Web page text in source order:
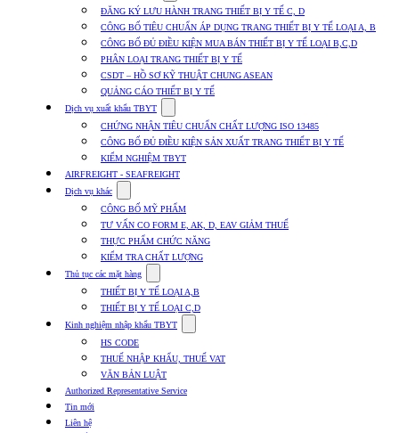
submenu
for
Dịch
vụ
nhập
khẩu
TBYT
ĐĂNG KÝ LƯU HÀNH TRANG THIẾT BỊ Y TẾ C, D
CÔNG BỐ TIÊU CHUẨN ÁP DỤNG TRANG THIẾT BỊ Y TẾ LOẠI A, B
CÔNG BỐ ĐỦ ĐIỀU KIỆN MUA BÁN THIẾT BỊ Y TẾ LOẠI B,C,D
PHÂN LOẠI TRANG THIẾT BỊ Y TẾ
CSDT – HỒ SƠ KỸ THUẬT CHUNG ASEAN
QUẢNG CÁO THIẾT BỊ Y TẾ
Dịch vụ xuất khẩu TBYT
submenu
for
Dịch
vụ
xuất
TBYT
CHỨNG NHẬN TIÊU CHUẨN CHẤT LƯỢNG ISO 13485
CÔNG BỐ ĐỦ ĐIỀU KIỆN SẢN XUẤT TRANG THIẾT BỊ Y TẾ
KIỂM NGHIỆM TBYT
AIRFREIGHT - SEAFREIGHT
Dịch vụ khác
submenu
for
Dịch
vụ
khác
CÔNG BỐ MỸ PHẨM
TƯ VẤN CO FORM E, AK, D, EAV GIẢM THUẾ
THỰC PHẨM CHỨC NĂNG
KIỂM TRA CHẤT LƯỢNG
Thủ tục các mặt hàng
submenu
for
Thủ
tục
mặt
hàng
THIẾT BỊ Y TẾ LOẠI A,B
THIẾT BỊ Y TẾ LOẠI C,D
Kinh nghiệm nhập khẩu TBYT
submenu
Kinh
HS CODE
THUẾ NHẬP KHẨU, THUẾ VAT
VĂN BẢN LUẬT
Authorized Representative Service
Tin mới
Liên hệ